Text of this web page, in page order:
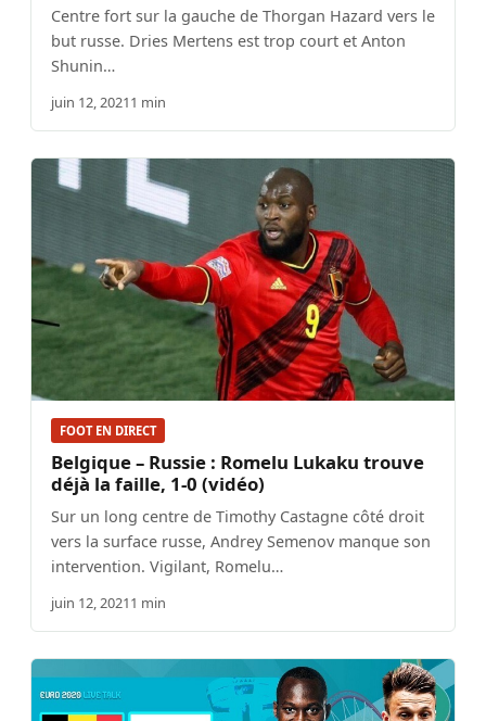
Centre fort sur la gauche de Thorgan Hazard vers le
but russe. Dries Mertens est trop court et Anton
Shunin…
juin 12, 20211 min
FOOT EN DIRECT
Belgique – Russie : Romelu Lukaku trouve
déjà la faille, 1-0 (vidéo)
Sur un long centre de Timothy Castagne côté droit
vers la surface russe, Andrey Semenov manque son
intervention. Vigilant, Romelu…
juin 12, 20211 min